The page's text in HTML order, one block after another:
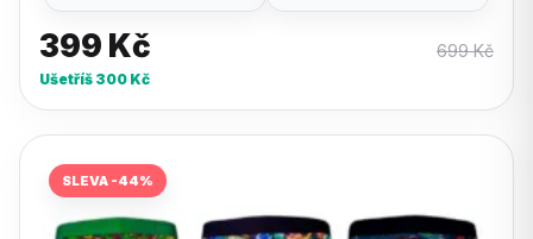
399 Kč 699Kč
Ušetříš 300 Kč
SLEVA -44%